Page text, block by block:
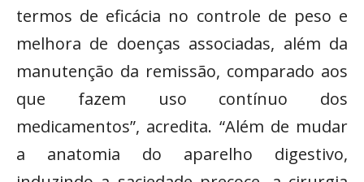
termos de eficácia no controle de peso e
melhora de doenças associadas, além da
manutenção da remissão, comparado aos
que fazem uso contínuo dos
medicamentos”, acredita. “Além de mudar
a anatomia do aparelho digestivo,